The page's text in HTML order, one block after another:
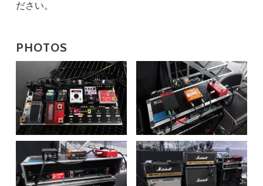
ださい。
PHOTOS